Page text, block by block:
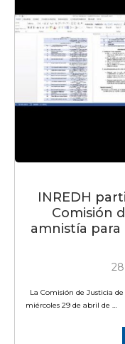
INREDH
Comisión
amnistía
La Comisión de Justicia
miércoles 29 de abril de …